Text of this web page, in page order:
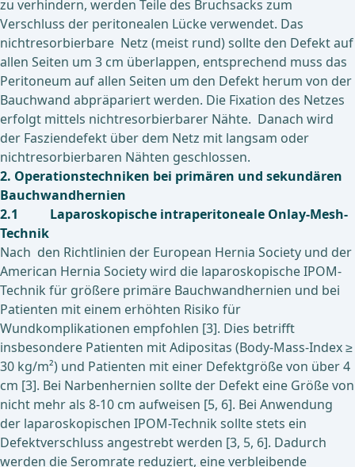
zu verhindern, werden Teile des Bruchsacks zum
Verschluss der peritonealen Lücke verwendet. Das
nichtresorbierbare Netz (meist rund) sollte den Defekt auf
allen Seiten um 3 cm überlappen, entsprechend muss das
Peritoneum auf allen Seiten um den Defekt herum von der
Bauchwand abpräpariert werden. Die Fixation des Netzes
erfolgt mittels nichtresorbierbarer Nähte. Danach wird
der Fasziendefekt über dem Netz mit langsam oder
nichtresorbierbaren Nähten geschlossen.
2. Operationstechniken bei primären und sekundären
Bauchwandhernien
2.1 Laparoskopische intraperitoneale Onlay-Mesh-
Technik
Nach den Richtlinien der European Hernia Society und der
American Hernia Society wird die laparoskopische IPOM-
Technik für größere primäre Bauchwandhernien und bei
Patienten mit einem erhöhten Risiko für
Wundkomplikationen empfohlen [3]. Dies betrifft
insbesondere Patienten mit Adipositas (Body-Mass-Index ≥
30 kg/m²) und Patienten mit einer Defektgröße von über 4
cm [3]. Bei Narbenhernien sollte der Defekt eine Größe von
nicht mehr als 8-10 cm aufweisen [5, 6]. Bei Anwendung
der laparoskopischen IPOM-Technik sollte stets ein
Defektverschluss angestrebt werden [3, 5, 6]. Dadurch
werden die Seromrate reduziert, eine verbleibende